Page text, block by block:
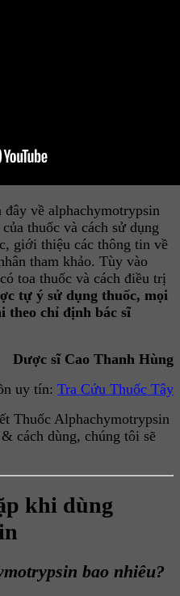
về alphachymotrypsin
thuốc và cách sử dụng
giới thiệu các thông tin về
tham khảo. Tùy vào
toa thuốc và cách điều trị
tự ý sử dụng thuốc, mọi
theo chỉ định bác sĩ
Dược sĩ Cao Thanh Hùng
uy tín: Tra Cứu Thuốc Tây
Thuốc Alphachymotrypsin
cách dùng, chúng tôi sẽ
khi dùng
bao nhiêu?